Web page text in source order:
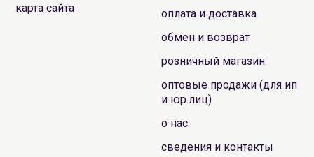
карта сайта
оплата и доставка
обмен и возврат
розничный магазин
оптовые продажи (для ип
и юр.лиц)
о нас
сведения и контакты